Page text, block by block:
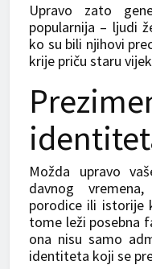
Upravo zato
popularnija – ljudi
ko su bili njihovi
krije priču staru
Možda upravo
davnog
porodice ili istorije
tome leži posebna
ona nisu samo
identiteta koji se